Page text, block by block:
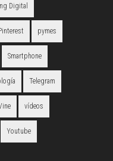
Digital
pymes
Smartphone
Telegram
vídeos
Youtube